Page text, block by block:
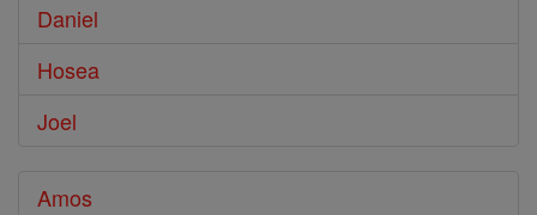
Daniel
Hosea
Joel
Amos